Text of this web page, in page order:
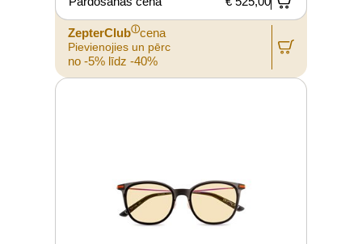
ZepterClubⓘcena
Pievienojies un pērc
no -5% līdz -40%